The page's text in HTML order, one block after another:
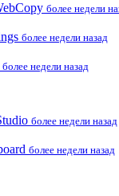
более недели
более недели назад
более недели назад
более недели назад
более недели назад